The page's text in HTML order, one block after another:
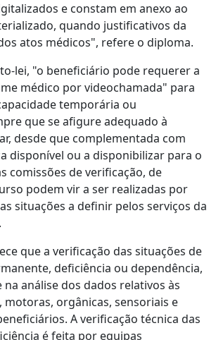
e constam em anexo ao
quando justificativos da
atos médicos", refere o diploma.
lei, "o beneficiário pode requerer a
médico por videochamada" para
temporária ou
que se afigure adequado à
desde que complementada com
disponível ou a disponibilizar para o
comissões de verificação, de
podem vir a ser realizadas por
situações a definir pelos serviços da
que a verificação das situações de
deficiência ou dependência,
na análise dos dados relativos às
motoras, orgânicas, sensoriais e
A verificação técnica das
é feita por equipas